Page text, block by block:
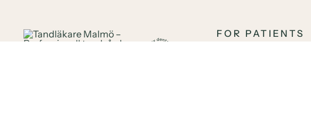
FOR PATIENTS